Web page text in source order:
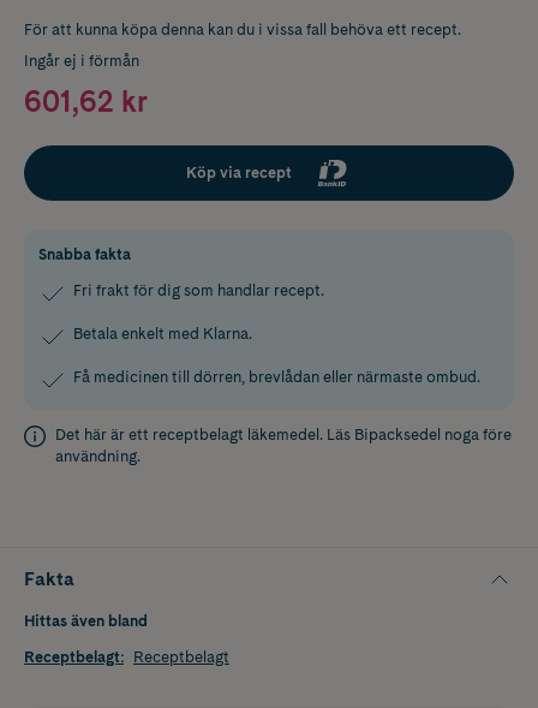
För att kunna köpa denna kan du i vissa fall behöva ett recept.
Ingår ej i förmån
601,62 kr
Köp via recept
Snabba fakta
Fri frakt för dig som handlar recept.
Betala enkelt med Klarna.
Få medicinen till dörren, brevlådan eller närmaste ombud.
Det här är ett receptbelagt läkemedel. Läs Bipacksedel noga före
användning.
Fakta
Hittas även bland
Receptbelagt: Receptbelagt